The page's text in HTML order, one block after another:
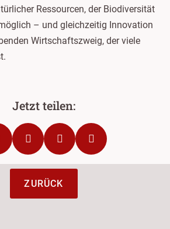
Ressourcen, der Biodiversität
– und gleichzeitig Innovation
Wirtschaftszweig, der viele
ZURÜCK